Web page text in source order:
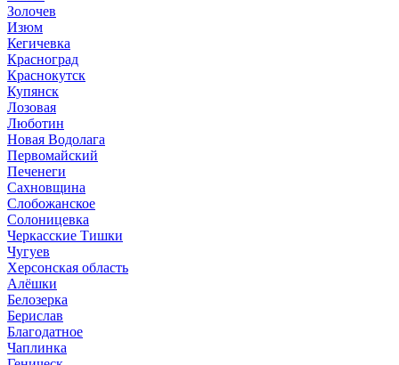
Золочев
Изюм
Кегичевка
Красноград
Краснокутск
Купянск
Лозовая
Люботин
Новая Водолага
Первомайский
Печенеги
Сахновщина
Слобожанское
Солоницевка
Черкасские Тишки
Чугуев
Херсонская область
Алёшки
Белозерка
Берислав
Благодатное
Чаплинка